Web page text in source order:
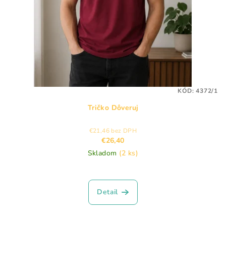
Tričko Dôveruj
€21,46 bez DPH
€26,40
Skladom (2 ks)
Detail
KÓD:4372/1